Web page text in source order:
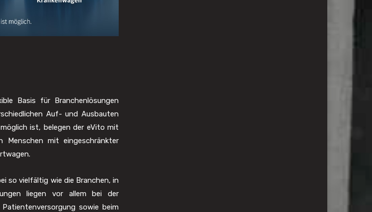
Basis für Branchenlösungen
Auf- und Ausbauten
ist, belegen der eVito mit
Menschen mit eingeschränkter
so vielfältig wie die Branchen, in
liegen vor allem bei der
sowie beim